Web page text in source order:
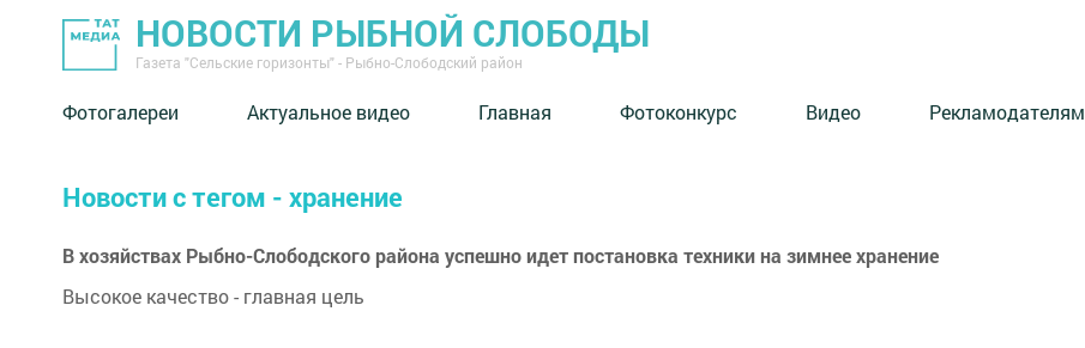
НОВОСТИ РЫБНОЙ СЛОБОДЫ
Газета "Сельские горизонты" - Рыбно-Слободский район
Фотогалереи Актуальное видео Главная Фотоконкурс Видео Рекламодателям
Новости с тегом - хранение
В хозяйствах Рыбно-Слободского района успешно идет постановка техники на зимнее хранение
Высокое качество - главная цель